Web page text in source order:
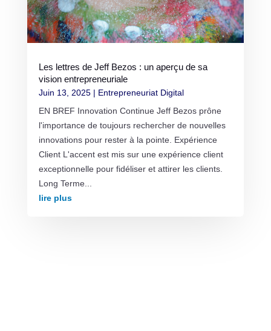
Les lettres de Jeff Bezos : un aperçu de sa
vision entrepreneuriale
Juin 13, 2025| Entrepreneuriat Digital
EN BREF Innovation Continue Jeff Bezos prône
l'importance de toujours rechercher de nouvelles
innovations pour rester à la pointe. Expérience
Client L'accent est mis sur une expérience client
exceptionnelle pour fidéliser et attirer les clients.
Long Terme...
lire plus